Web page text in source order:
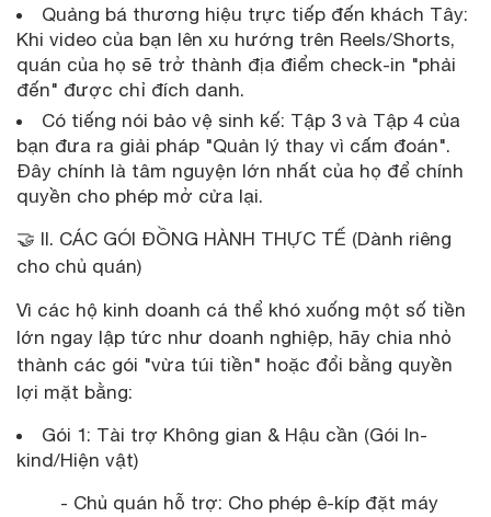
Quảng bá thương hiệu trực tiếp đến khách Tây:
Khi video của bạn lên xu hướng trên Reels/Shorts,
quán của họ sẽ trở thành địa điểm check-in "phải
đến" được chỉ đích danh.
Có tiếng nói bảo vệ sinh kế: Tập 3 và Tập 4 của
bạn đưa ra giải pháp "Quản lý thay vì cấm đoán".
Đây chính là tâm nguyện lớn nhất của họ để chính
quyền cho phép mở cửa lại.
🤝 II. CÁC GÓI ĐỒNG HÀNH THỰC TẾ (Dành riêng
cho chủ quán)
Vì các hộ kinh doanh cá thể khó xuống một số tiền
lớn ngay lập tức như doanh nghiệp, hãy chia nhỏ
thành các gói "vừa túi tiền" hoặc đổi bằng quyền
lợi mặt bằng:
Gói 1: Tài trợ Không gian & Hậu cần (Gói In-
kind/Hiện vật)
- Chủ quán hỗ trợ: Cho phép ê-kíp đặt máy